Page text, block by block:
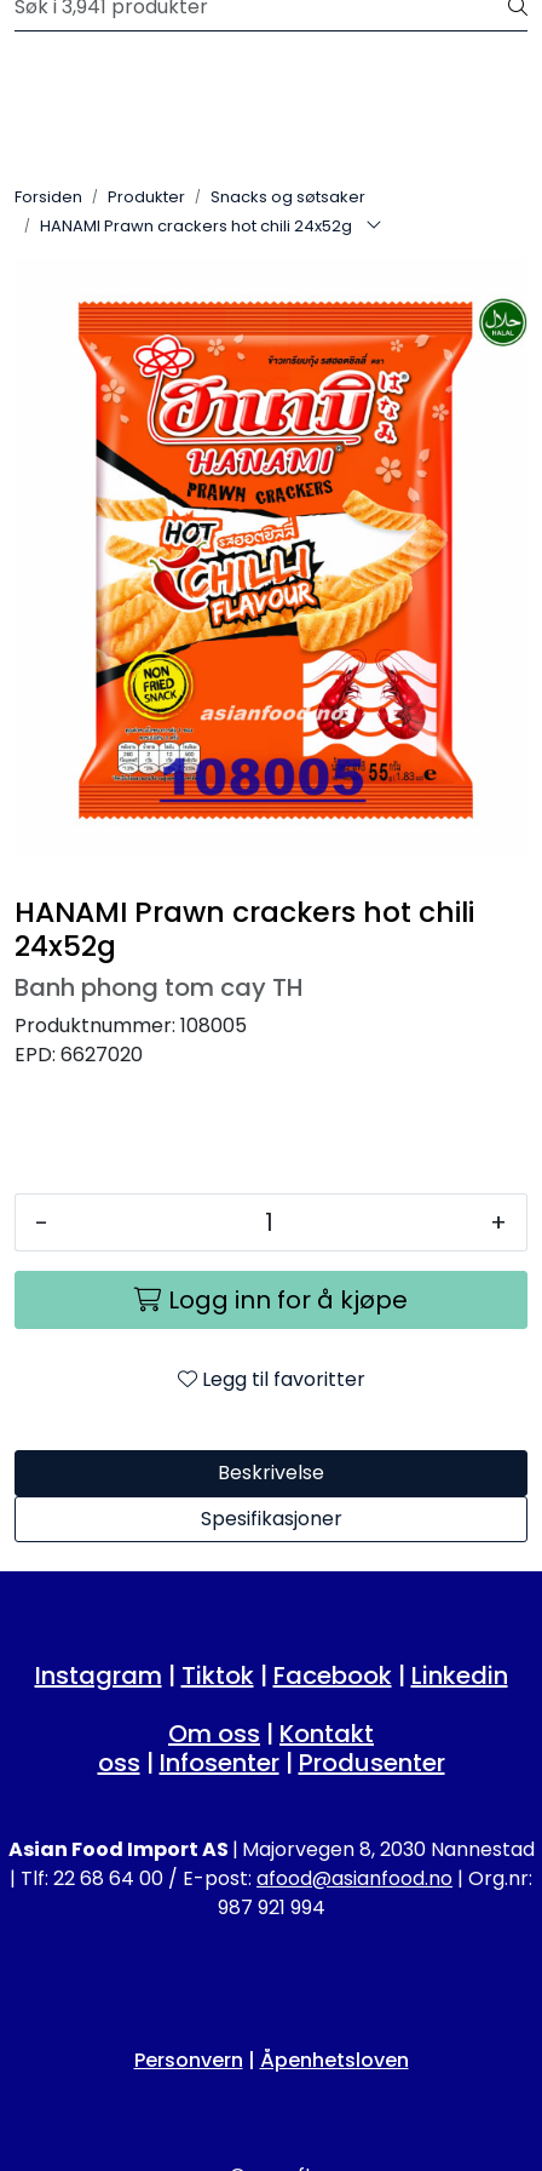
Skip to main content
Velkommen til vår nye nettbutikk! Trykk her for å lese mer
Forsiden Produkter
Snacks og søtsaker
HANAMI Prawn crackers hot chili 24x52g
HANAMI Prawn crackers hot chili
24x52g
Banh phong tom cay TH
Produktnummer: 108005
EPD: 6627020
- +
Logg inn for å kjøpe
Legg til favoritter
Beskrivelse
Spesifikasjoner
Instagram | Tiktok| Facebook| Linkedin
Om oss | Kontakt
oss | Infosenter| Produsenter
Asian Food Import AS | Majorvegen 8, 2030 Nannestad
| Tlf: 22 68 64 00 / E-post: afood@asianfood.no | Org.nr:
987 921 994
Personvern | Åpenhetsloven
Restaurantprodukter
Merkevarer